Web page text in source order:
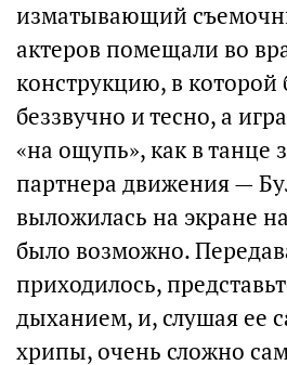
изматывающий
актеров помещали во
конструкцию, в которой
беззвучно и тесно, а
«на ощупь», как в танце
партнера движения —
выложилась на экране
было возможно.
приходилось,
дыханием, и, слушая ее
хрипы, очень сложно